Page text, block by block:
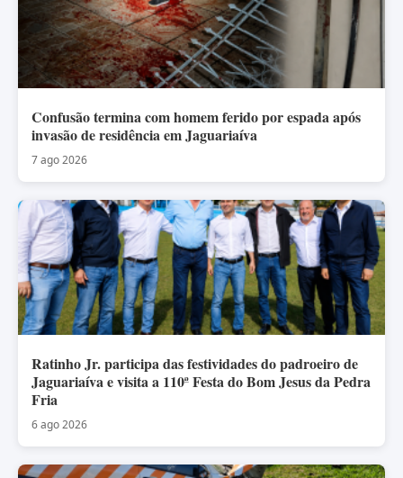
Confusão termina com homem ferido por espada após
invasão de residência em Jaguariaíva
7 ago 2026
Ratinho Jr. participa das festividades do padroeiro de
Jaguariaíva e visita a 110ª Festa do Bom Jesus da Pedra
Fria
6 ago 2026